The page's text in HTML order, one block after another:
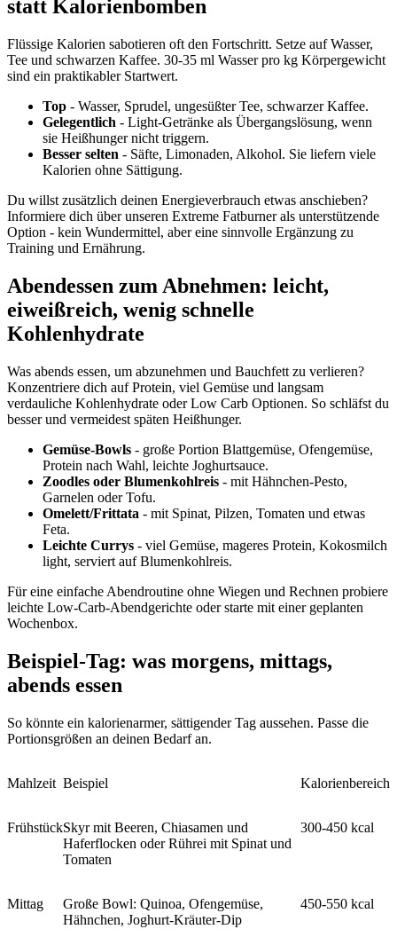
statt Kalorienbomben
Flüssige Kalorien sabotieren oft den Fortschritt. Setze auf Wasser,
Tee und schwarzen Kaffee. 30-35 ml Wasser pro kg Körpergewicht
sind ein praktikabler Startwert.
Top - Wasser, Sprudel, ungesüßter Tee, schwarzer Kaffee.
Gelegentlich - Light-Getränke als Übergangslösung, wenn
sie Heißhunger nicht triggern.
Besser selten - Säfte, Limonaden, Alkohol. Sie liefern viele
Kalorien ohne Sättigung.
Du willst zusätzlich deinen Energieverbrauch etwas anschieben?
Informiere dich über unseren Extreme Fatburner als unterstützende
Option - kein Wundermittel, aber eine sinnvolle Ergänzung zu
Training und Ernährung.
Abendessen zum Abnehmen: leicht,
eiweißreich, wenig schnelle
Kohlenhydrate
Was abends essen, um abzunehmen und Bauchfett zu verlieren?
Konzentriere dich auf Protein, viel Gemüse und langsam
verdauliche Kohlenhydrate oder Low Carb Optionen. So schläfst du
besser und vermeidest späten Heißhunger.
Gemüse-Bowls - große Portion Blattgemüse, Ofengemüse,
Protein nach Wahl, leichte Joghurtsauce.
Zoodles oder Blumenkohlreis - mit Hähnchen-Pesto,
Garnelen oder Tofu.
Omelett/Frittata - mit Spinat, Pilzen, Tomaten und etwas
Feta.
Leichte Currys - viel Gemüse, mageres Protein, Kokosmilch
light, serviert auf Blumenkohlreis.
Für eine einfache Abendroutine ohne Wiegen und Rechnen probiere
leichte Low-Carb-Abendgerichte oder starte mit einer geplanten
Wochenbox.
Beispiel-Tag: was morgens, mittags,
abends essen
So könnte ein kalorienarmer, sättigender Tag aussehen. Passe die
Portionsgrößen an deinen Bedarf an.
Mahlzeit Beispiel Kalorienbereich
FrühstückSkyr mit Beeren, Chiasamen und
Haferflocken oder Rührei mit Spinat und
Tomaten
300-450 kcal
Mittag
Große Bowl: Quinoa, Ofengemüse,
Hähnchen, Joghurt-Kräuter-Dip
450-550 kcal